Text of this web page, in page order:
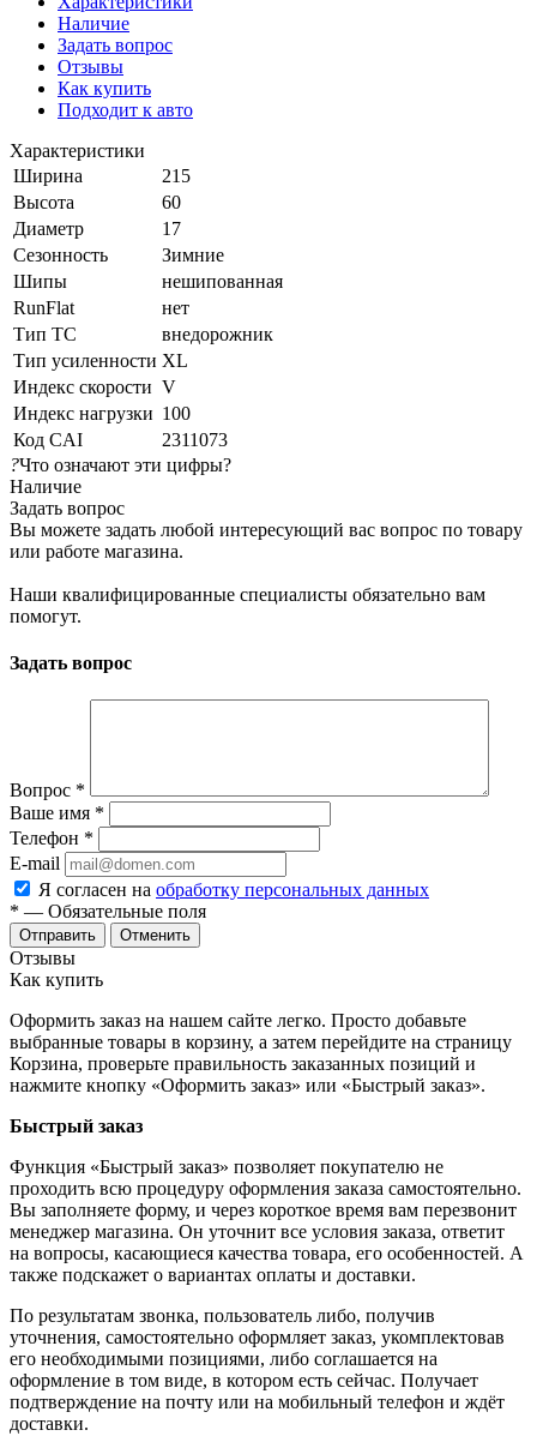
Наличие
Задать вопрос
Отзывы
Как купить
Подходит к авто
Характеристики
Ширина
215
Высота
60
Диаметр
17
Сезонность
Зимние
Шипы
нешипованная
RunFlat
нет
Тип ТС
внедорожник
Тип усиленности XL
Индекс скорости V
Индекс нагрузки 100
Код CAI
2311073
?Что означают эти цифры?
Наличие
Задать вопрос
Вы можете задать любой интересующий вас вопрос по товару
или работе магазина.
Наши квалифицированные специалисты обязательно вам
помогут.
Задать вопрос
Вопрос *
Ваше имя *
Телефон *
E-mail
Я согласен на обработку персональных данных
* — Обязательные поля
Отменить
Отзывы
Как купить
Оформить заказ на нашем сайте легко. Просто добавьте
выбранные товары в корзину, а затем перейдите на страницу
Корзина, проверьте правильность заказанных позиций и
нажмите кнопку «Оформить заказ» или «Быстрый заказ».
Быстрый заказ
Функция «Быстрый заказ» позволяет покупателю не
проходить всю процедуру оформления заказа самостоятельно.
Вы заполняете форму, и через короткое время вам перезвонит
менеджер магазина. Он уточнит все условия заказа, ответит
на вопросы, касающиеся качества товара, его особенностей. А
также подскажет о вариантах оплаты и доставки.
По результатам звонка, пользователь либо, получив
уточнения, самостоятельно оформляет заказ, укомплектовав
его необходимыми позициями, либо соглашается на
оформление в том виде, в котором есть сейчас. Получает
подтверждение на почту или на мобильный телефон и ждёт
доставки.